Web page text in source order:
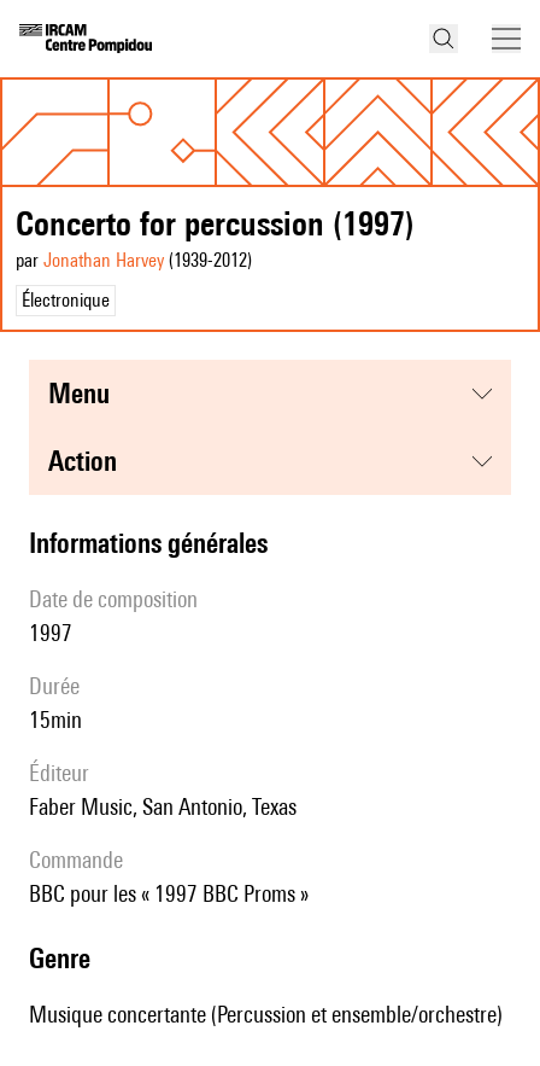
Concerto for percussion (1997)
par Jonathan Harvey (1939-2012)
Électronique
menu
action
informations générales
date de composition
1997
durée
15min
éditeur
Faber Music, San Antonio, Texas
Commande
BBC pour les « 1997 BBC Proms »
genre
Musique concertante (Percussion et ensemble/orchestre)